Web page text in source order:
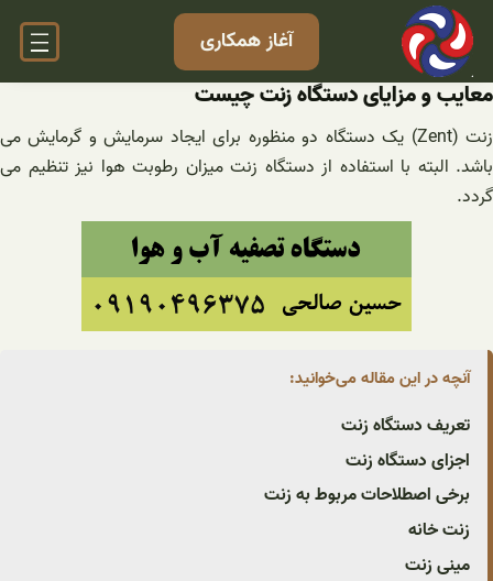
رفتن
محتوا
آغاز همکاری
معایب و مزایای دستگاه زنت چیست
زنت (Zent) یک دستگاه دو منظوره برای ایجاد سرمایش و گرمایش می
باشد. البته با استفاده از دستگاه زنت میزان رطوبت هوا نیز تنظیم می
گردد.
آنچه در این مقاله می‌خوانید:
تعریف دستگاه زنت
اجزای دستگاه زنت
برخی اصطلاحات مربوط به زنت
زنت خانه
مینی زنت